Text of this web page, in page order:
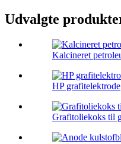
Udvalgte
Kalcineret
HP grafitelektrode
Grafitoliekoks til